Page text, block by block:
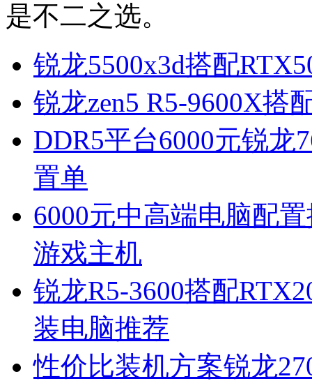
是不二之选。
锐龙5500x3d搭配
锐龙zen5 R5-9600X搭
DDR5平台6000元锐龙
置单
6000元中高端电脑配
游戏主机
锐龙R5-3600搭配
装电脑推荐
性价比装机方案锐龙